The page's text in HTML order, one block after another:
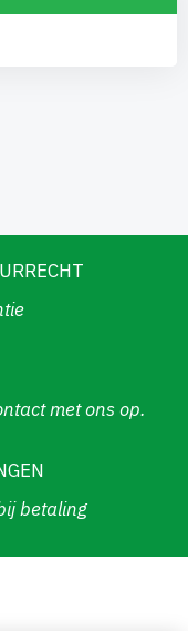
met ons op.
betaling